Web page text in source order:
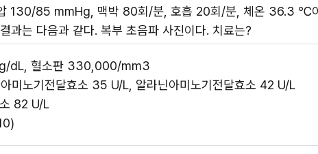
130/85 mmHg, 맥박 80회/분, 호흡 20회/분, 체온 36.3 ℃
과는 다음과 같다. 복부 초음파 사진이다. 치료는?
dL, 혈소판 330,000/mm3
미노기전달효소 35 U/L, 알라닌아미노기전달효소 42 U/L
82 U/L